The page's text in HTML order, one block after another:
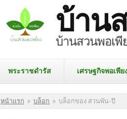
บ้าน
บ้านสวนพอเพี
พระราชดำรัส เศรษฐกิจพอเพีย
คุณอยู่ที่นี่
หน้าแรก » บล็อก » บล็อกของ สวนพัน-ปี